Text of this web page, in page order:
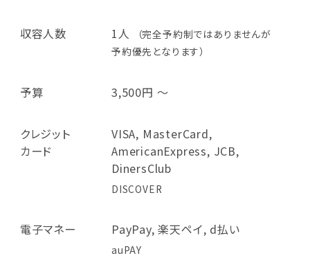
収容人数 1人
（完全予約制ではありませんが
予約優先となります）
予算 3,500円 ～
クレジット
カード
VISA, MasterCard,
AmericanExpress, JCB,
DinersClub
DISCOVER
電子マネー PayPay, 楽天ペイ, d払い
auPAY